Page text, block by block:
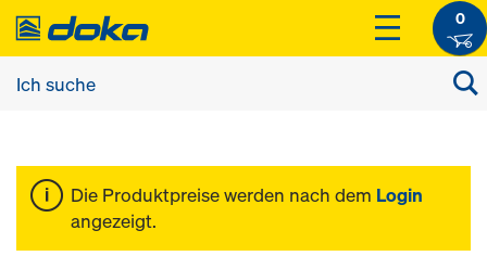
0
Die Produktpreise werden nach dem Login
angezeigt.